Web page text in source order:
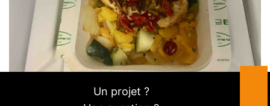
Un projet ?